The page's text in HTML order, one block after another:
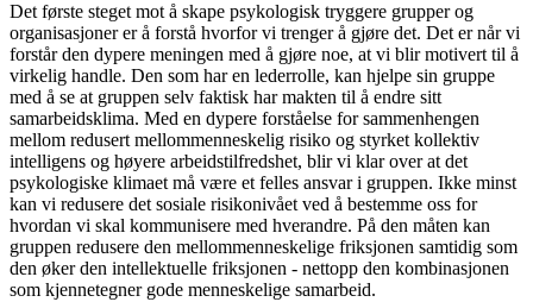
Det første steget mot å skape psykologisk tryggere grupper og
organisasjoner er å forstå hvorfor vi trenger å gjøre det. Det er når vi
forstår den dypere meningen med å gjøre noe, at vi blir motivert til å
virkelig handle. Den som har en lederrolle, kan hjelpe sin gruppe
med å se at gruppen selv faktisk har makten til å endre sitt
samarbeidsklima. Med en dypere forståelse for sammenhengen
mellom redusert mellommenneskelig risiko og styrket kollektiv
intelligens og høyere arbeidstilfredshet, blir vi klar over at det
psykologiske klimaet må være et felles ansvar i gruppen. Ikke minst
kan vi redusere det sosiale risikonivået ved å bestemme oss for
hvordan vi skal kommunisere med hverandre. På den måten kan
gruppen redusere den mellommenneskelige friksjonen samtidig som
den øker den intellektuelle friksjonen - nettopp den kombinasjonen
som kjennetegner gode menneskelige samarbeid.